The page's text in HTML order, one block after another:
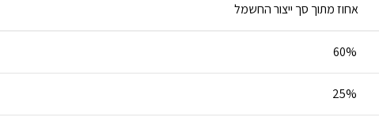
אחוז מתוך סך ייצור החשמל
60%
25%